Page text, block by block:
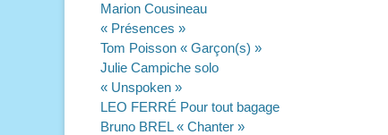
Marion Cousineau
« Présences »
Tom Poisson « Garçon(s) »
Julie Campiche solo
« Unspoken »
LEO FERRÉ Pour tout bagage
Bruno BREL « Chanter »